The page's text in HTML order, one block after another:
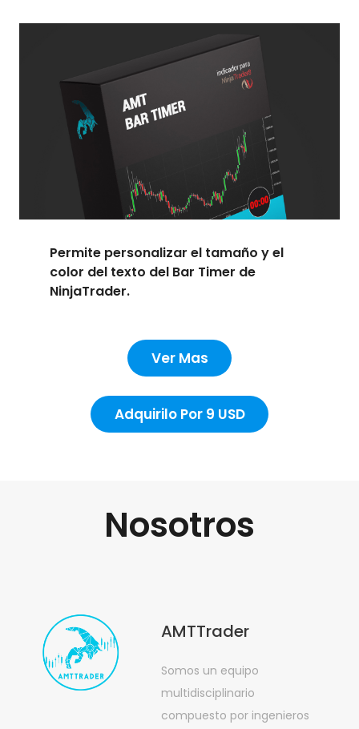
Permite personalizar el tamaño y el
color del texto del Bar Timer de
NinjaTrader.
Ver Mas
Adquirilo Por 9 USD
Nosotros
AMTTrader
Somos un equipo
multidisciplinario
compuesto por ingenieros